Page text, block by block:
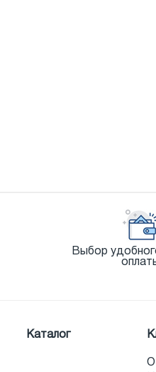
Выбор
Каталог
О